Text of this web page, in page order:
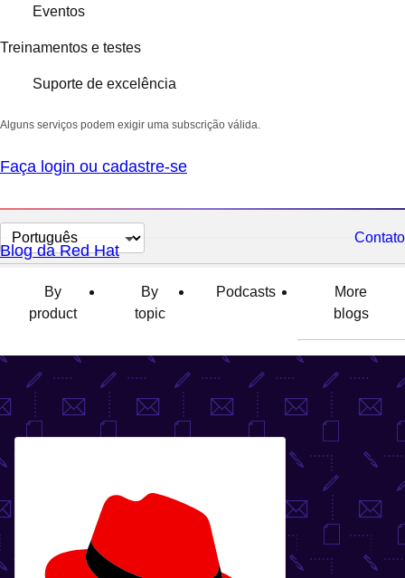
Eventos
Treinamentos e testes
Suporte de excelência
Alguns serviços podem exigir uma subscrição válida.
Faça login ou cadastre-se
Selecionar
idioma
Contato
Blog da Red Hat
By
product
By
topic
Podcasts
More
blogs